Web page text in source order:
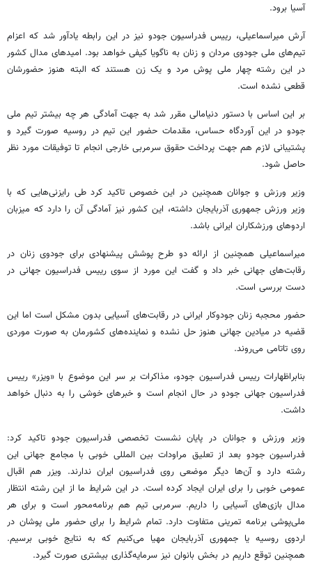
آسیا برود.
آرش میراسماعیلی، رییس فدراسیون جودو نیز در این رابطه یادآور شد که اعزام
تیم‌های ملی جودوی مردان و زنان به ناگویا کیفی خواهد بود. امیدهای مدال کشور
در این رشته چهار ملی پوش مرد و یک زن هستند که البته هنوز حضورشان
قطعی نشده است.
بر این اساس با دستور دنیامالی مقرر شد به جهت آمادگی هر چه بیشتر تیم ملی
جودو در این آوردگاه حساس، مقدمات حضور این تیم در روسیه صورت گیرد و
پشتیبانی لازم هم جهت پرداخت حقوق سرمربی خارجی انجام تا توفیقات مورد نظر
حاصل شود.
وزیر ورزش و جوانان همچنین در این خصوص تاکید کرد طی رایزنی‌هایی که با
وزیر ورزش جمهوری آذربایجان داشته، این کشور نیز آمادگی آن را دارد که میزبان
اردوهای ورزشکاران ایرانی باشد.
میراسماعیلی همچنین از ارائه دو طرح پوشش پیشنهادی برای جودوی زنان در
رقابت‌های جهانی خبر داد و گفت این مورد از سوی رییس فدراسیون جهانی در
دست بررسی است.
حضور محجبه زنان جودوکار ایرانی در رقابت‌های آسیایی بدون مشکل است اما این
قضیه در میادین جهانی هنوز حل نشده و نماینده‌های کشورمان به صورت موردی
روی تاتامی می‌روند.
بنابراظهارات رییس فدراسیون جودو، مذاکرات بر سر این موضوع با «ویزر» رییس
فدراسیون جهانی جودو در حال انجام است و خبرهای خوشی را به دنبال خواهد
داشت.
وزیر ورزش و جوانان در پایان نشست تخصصی فدراسیون جودو تاکید کرد:
فدراسیون جودو بعد از تعلیق مراودات بین المللی خوبی با مجامع جهانی این
رشته دارد و آن‌ها دیگر موضعی روی فدراسیون ایران ندارند. ویزر هم اقبال
عمومی خوبی را برای ایران ایجاد کرده است. در این شرایط ما از این رشته انتظار
مدال بازی‌های آسیایی را داریم. سرمربی تیم هم برنامه‌محور است و برای هر
ملی‌پوشی برنامه تمرینی متفاوت دارد. تمام شرایط را برای حضور ملی پوشان در
اردوی روسیه یا جمهوری آذربایجان مهیا می‌کنیم که به نتایج خوبی برسیم.
همچنین توقع داریم در بخش بانوان نیز سرمایه‌گذاری بیشتری صورت گیرد.